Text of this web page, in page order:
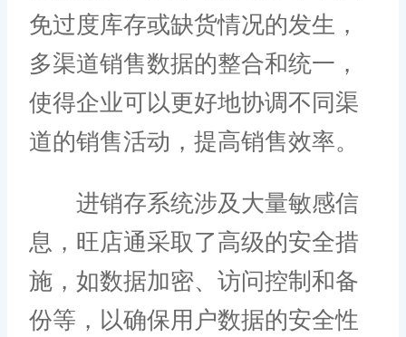
免过度库存或缺货情况的发生，
多渠道销售数据的整合和统一，
使得企业可以更好地协调不同渠
道的销售活动，提高销售效率。
进销存系统涉及大量敏感信
息，旺店通采取了高级的安全措
施，如数据加密、访问控制和备
份等，以确保用户数据的安全性